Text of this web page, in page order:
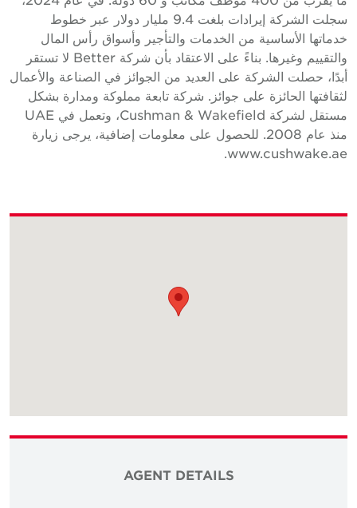
سجلت الشركة إيرادات بلغت 9.4 مليار دولار عبر خطوط
خدماتها الأساسية من الخدمات والتأجير وأسواق رأس المال
والتقييم وغيرها. بناءً على الاعتقاد بأن شركة Better لا تستقر
أبدًا، حصلت الشركة على العديد من الجوائز في الصناعة والأعمال
لثقافتها الحائزة على جوائز. شركة تابعة مملوكة ومدارة بشكل
مستقل لشركة Cushman & Wakefield، وتعمل في UAE
منذ عام 2008. للحصول على معلومات إضافية، يرجى زيارة
www.cushwake.ae.
AGENT DETAILS